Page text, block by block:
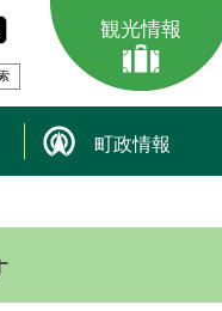
観光情報
町政情報